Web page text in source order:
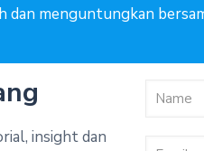
dan menguntungkan
insight dan